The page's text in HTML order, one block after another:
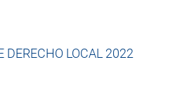
DERECHO LOCAL 2022